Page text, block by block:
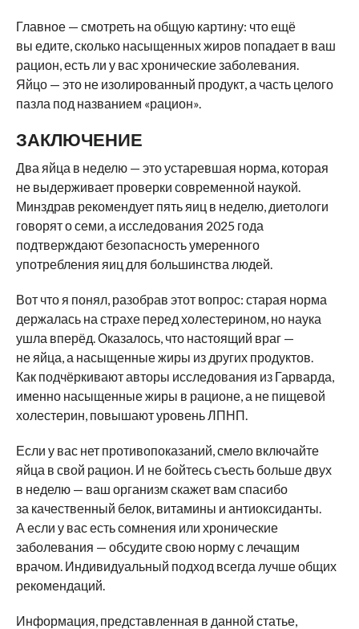
Главное — смотреть на общую картину: что ещё
вы едите, сколько насыщенных жиров попадает в ваш
рацион, есть ли у вас хронические заболевания.
Яйцо — это не изолированный продукт, а часть целого
пазла под названием «рацион».
ЗАКЛЮЧЕНИЕ
Два яйца в неделю — это устаревшая норма, которая
не выдерживает проверки современной наукой.
Минздрав рекомендует пять яиц в неделю, диетологи
говорят о семи, а исследования 2025 года
подтверждают безопасность умеренного
употребления яиц для большинства людей.
Вот что я понял, разобрав этот вопрос: старая норма
держалась на страхе перед холестерином, но наука
ушла вперёд. Оказалось, что настоящий враг —
не яйца, а насыщенные жиры из других продуктов.
Как подчёркивают авторы исследования из Гарварда,
именно насыщенные жиры в рационе, а не пищевой
холестерин, повышают уровень ЛПНП.
Если у вас нет противопоказаний, смело включайте
яйца в свой рацион. И не бойтесь съесть больше двух
в неделю — ваш организм скажет вам спасибо
за качественный белок, витамины и антиоксиданты.
А если у вас есть сомнения или хронические
заболевания — обсудите свою норму с лечащим
врачом. Индивидуальный подход всегда лучше общих
рекомендаций.
Информация, представленная в данной статье,